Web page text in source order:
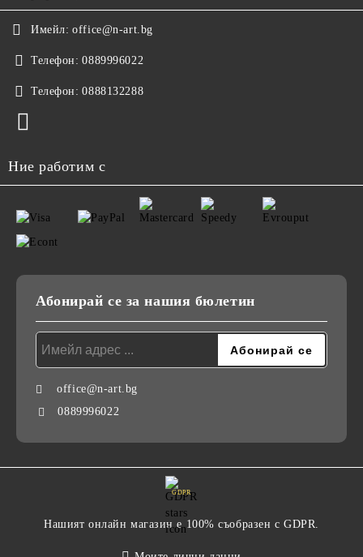
Имейл: office@n-art.bg
Телефон: 0889996022
Телефон: 0888132288
Ние работим с
Абонирай се за нашия бюлетин
office@n-art.bg
0889996022
GDPR
Нашият онлайн магазин е 100% съобразен с GDPR.